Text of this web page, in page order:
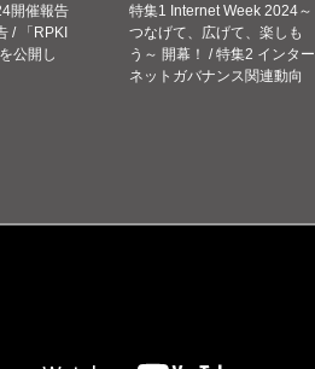
開催報告
/ 「RPKI
公開し
特集1 Internet Week 2024～
つなげて、広げて、楽しも
う～ 開幕！ / 特集2 インター
ネットガバナンス関連動向